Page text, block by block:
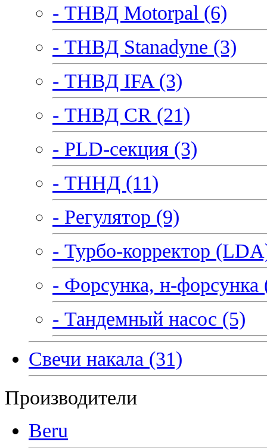
- ТНВД Motorpal (6)
- ТНВД Stanadyne (3)
- ТНВД IFA (3)
- ТНВД CR (21)
- PLD-секция (3)
- ТННД (11)
- Регулятор (9)
- Турбо-корректор
- Форсунка, н-форсунка
- Тандемный насос (5)
Свечи накала (31)
Производители
Beru